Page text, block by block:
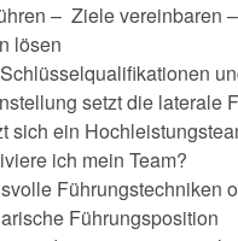
– Ziele vereinbaren
lösen
setzt die laterale
sich ein
ich mein Team?
Führungstechniken
Führungsposition